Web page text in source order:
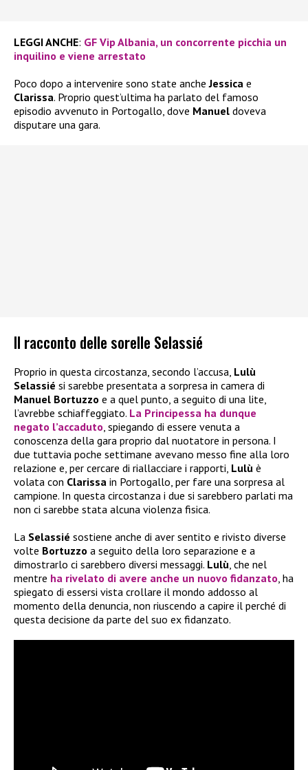
LEGGI ANCHE: GF Vip Albania, un concorrente picchia un
inquilino e viene arrestato
Poco dopo a intervenire sono state ancheJessica e
Clarissa. Proprio quest’ultima ha parlato del famoso
episodio avvenuto in Portogallo, dove Manuel doveva
disputare una gara.
Il racconto delle sorelle Selassié
Proprio in questa circostanza, secondo l’accusa, Lulù
Selassié si sarebbe presentata a sorpresa in camera di
Manuel Bortuzzo e a quel punto, a seguito di una lite,
l’avrebbe schiaffeggiato. La Principessa ha dunque
negato l’accaduto , spiegando di essere venuta a
conoscenza della gara proprio dal nuotatore in persona. I
due tuttavia poche settimane avevano messo fine alla loro
relazione e, per cercare di riallacciare i rapporti, Lulù è
volata con Clarissa in Portogallo, per fare una sorpresa al
campione. In questa circostanza i due si sarebbero parlati ma
non ci sarebbe stata alcuna violenza fisica.
La Selassié sostiene anche di aver sentito e rivisto diverse
volte Bortuzzo a seguito della loro separazione e a
dimostrarlo ci sarebbero diversi messaggi. Lulù , che nel
mentre ha rivelato di avere anche un nuovo fidanzato , ha
spiegato di essersi vista crollare il mondo addosso al
momento della denuncia, non riuscendo a capire il perché di
questa decisione da parte del suo ex fidanzato.